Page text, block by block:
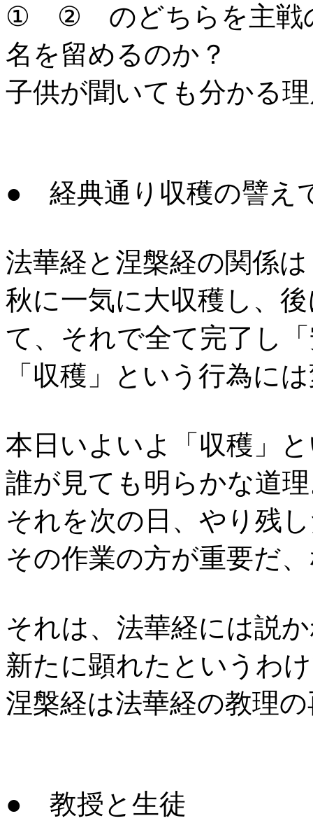
① ② のどちらを主戦の
名を留めるのか？
子供が聞いても分かる
● 経典通り収穫の譬え
法華経と涅槃経の関係は
秋に一気に大収穫し、
て、それで全て完了し
「収穫」という行為に
本日いよいよ「収穫」
誰が見ても明らかな道
それを次の日、やり残
その作業の方が重要だ
それは、法華経には説
新たに顕れたというわ
涅槃経は法華経の教理
● 教授と生徒